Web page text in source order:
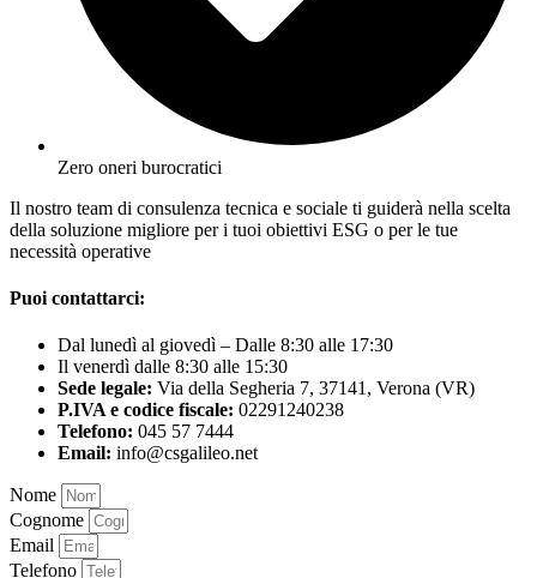
Zero oneri burocratici
Il nostro team di consulenza tecnica e sociale ti guiderà nella scelta
della soluzione migliore per i tuoi obiettivi ESG o per le tue
necessità operative
Puoi contattarci:
Dal lunedì al giovedì – Dalle 8:30 alle 17:30
Il venerdì dalle 8:30 alle 15:30
Sede legale: Via della Segheria 7, 37141, Verona (VR)
P.IVA e codice fiscale: 02291240238
Telefono: 045 57 7444
Email: info@csgalileo.net
Nome
Cognome
Email
Telefono